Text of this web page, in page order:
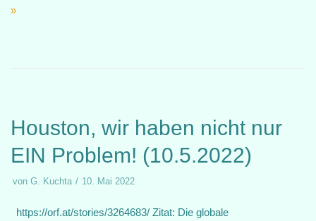
»
Houston, wir haben nicht nur
EIN Problem! (10.5.2022)
von G. Kuchta 10. Mai 2022
https://orf.at/stories/3264683/ Zitat: Die globale